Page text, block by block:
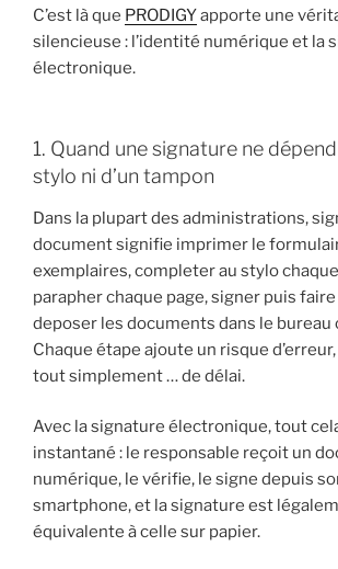
C’est là que PRODIGYapporte une
silencieuse : l’identité numérique et la
électronique.
1. Quand une signature ne dépend
stylo ni d’un tampon
Dans la plupart des administrations,
document signifie imprimer le
exemplaires, completer au stylo
parapher chaque page, signer puis
deposer les documents dans le
Chaque étape ajoute un risque
tout simplement … de délai.
Avec la signature électronique, tout
instantané : le responsable reçoit un
numérique, le vérifie, le signe depuis
smartphone, et la signature est
équivalente à celle sur papier.